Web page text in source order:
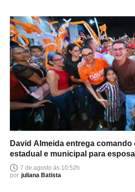
David Almeida entrega comando
estadual e municipal para
7 de agosto às 10:52h
por juliana Batista